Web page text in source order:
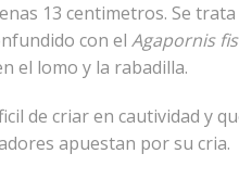
13 centimetros. Se
con elAgapornis
el lomo y la rabadilla.
de criar en cautividad y
apuestan por su cria.